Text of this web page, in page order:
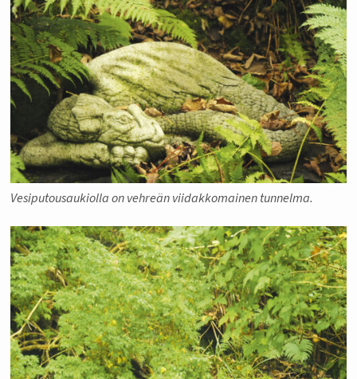
Vesiputousaukiolla on vehreän viidakkomainen tunnelma.